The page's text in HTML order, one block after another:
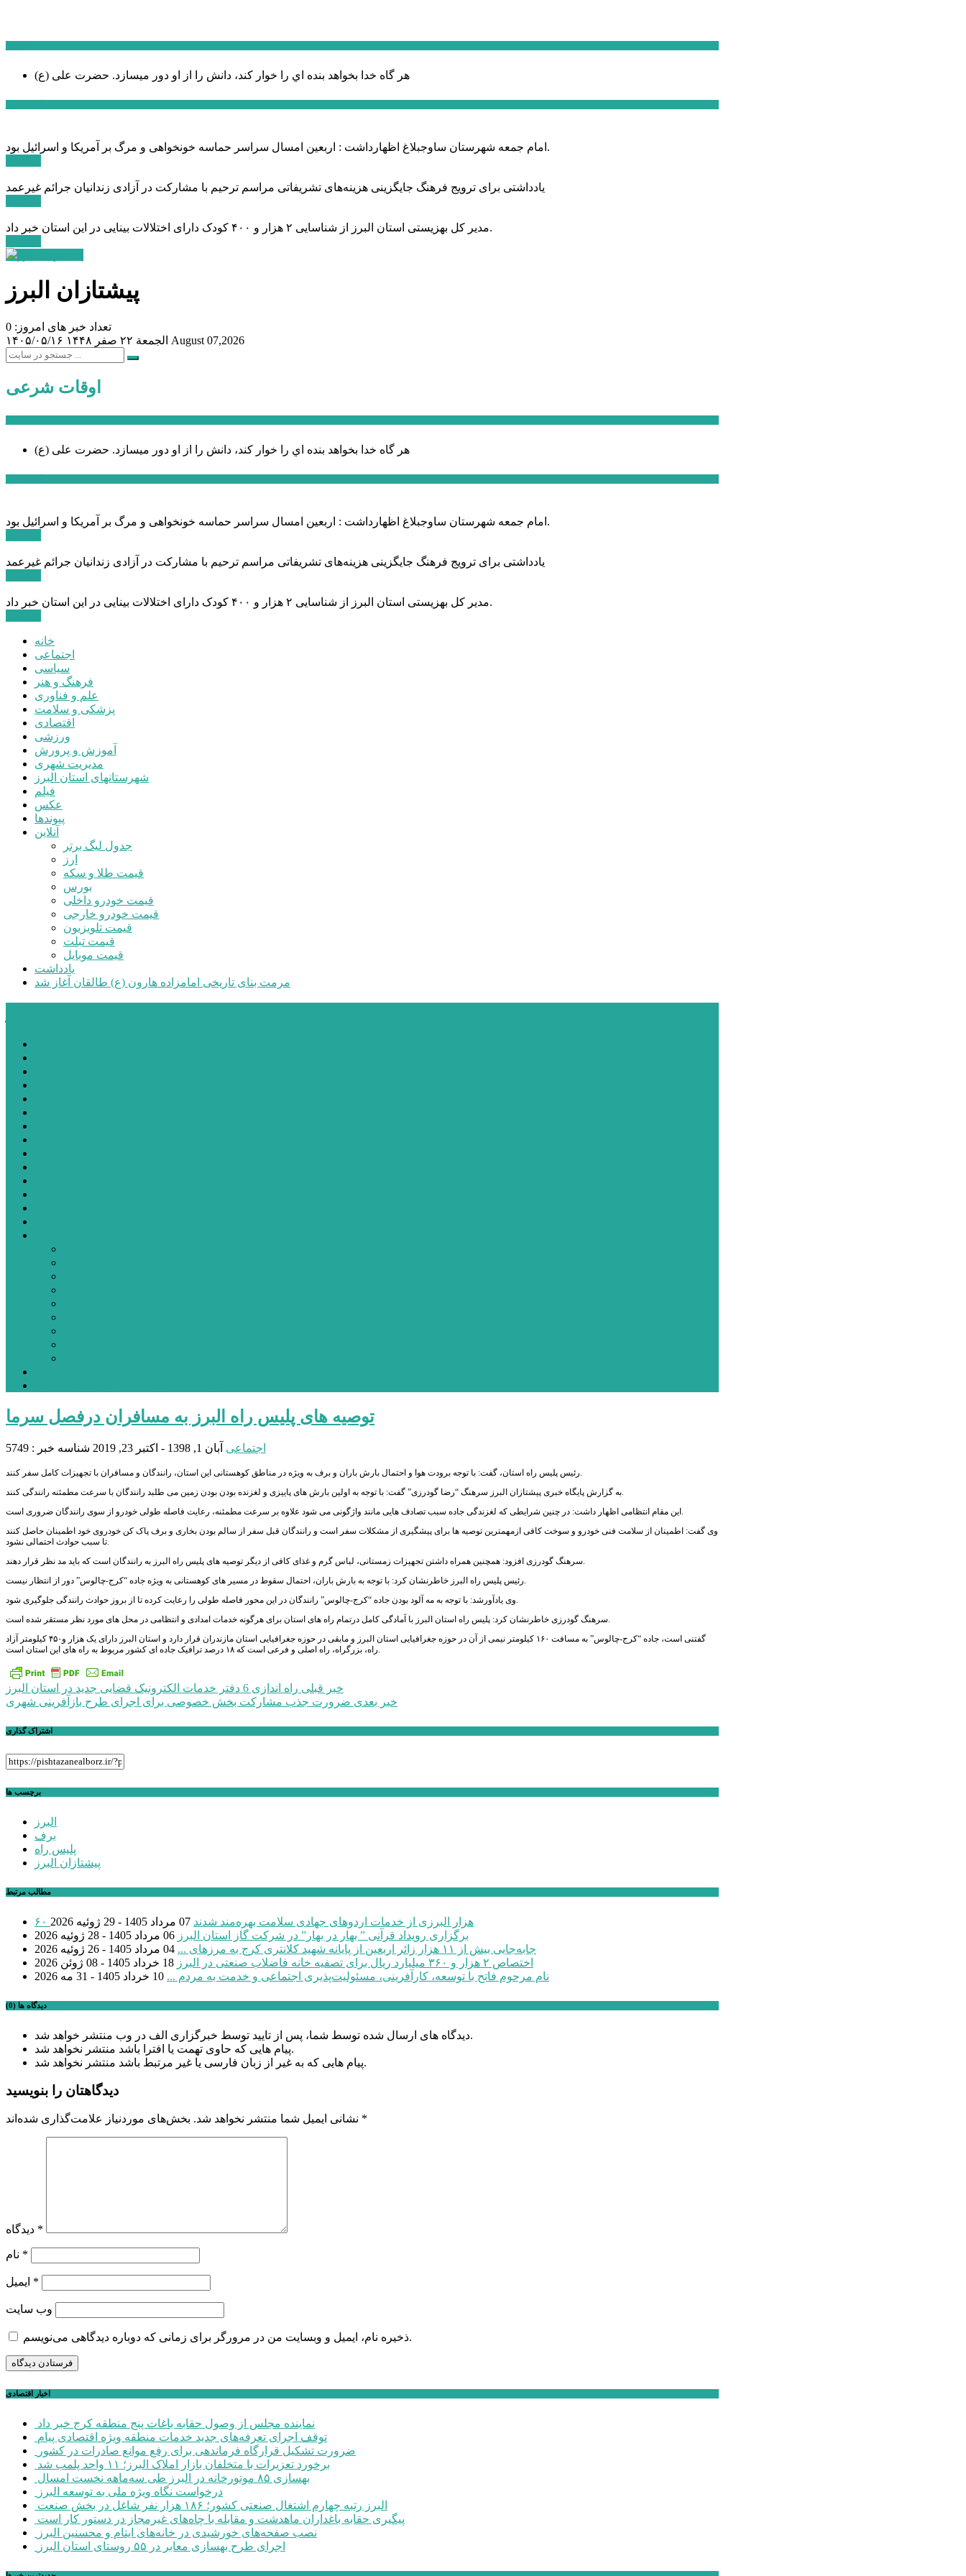
هر گاه خدا بخواهد بنده اي را خوار كند، دانش را از او دور میسازد. حضرت علی (ع)
امام جمعه شهرستان ساوجبلاغ اظهارداشت : اربعین امسال سراسر حماسه خونخواهی و مرگ بر آمریکا و اسرائیل بود.
یادداشتی برای ترویج فرهنگ جایگزینی هزینه‌های تشریفاتی مراسم ترحیم با مشارکت در آزادی زندانیان جرائم غیرعمد
مدیر کل بهزیستی استان البرز از شناسایی ۲ هزار و ۴۰۰ کودک دارای اختلالات بینایی در این استان خبر داد.
پیشتازان البرز
تعداد خبر های امروز: 0
۱۴۰۵/۰۵/۱۶
الجمعة ۲۲ صفر ۱۴۴۸ August 07,2026
اوقات شرعی
هر گاه خدا بخواهد بنده اي را خوار كند، دانش را از او دور میسازد. حضرت علی (ع)
امام جمعه شهرستان ساوجبلاغ اظهارداشت : اربعین امسال سراسر حماسه خونخواهی و مرگ بر آمریکا و اسرائیل بود.
یادداشتی برای ترویج فرهنگ جایگزینی هزینه‌های تشریفاتی مراسم ترحیم با مشارکت در آزادی زندانیان جرائم غیرعمد
مدیر کل بهزیستی استان البرز از شناسایی ۲ هزار و ۴۰۰ کودک دارای اختلالات بینایی در این استان خبر داد.
خانه
اجتماعی
سیاسی
فرهنگ و هنر
علم و فناوری
پزشکی و سلامت
اقتصادی
ورزشی
آموزش و پرورش
مدیریت شهری
شهرستانهای استان البرز
فیلم
عکس
پیوندها
آنلاین
جدول لیگ برتر
ارز
قیمت طلا و سکه
بورس
قیمت خودرو داخلی
قیمت خودرو خارجی
قیمت تلویزیون
قیمت تبلت
قیمت موبایل
یادداشت
مرمت بنای تاریخی امامزاده هارون (ع) طالقان آغاز شد
توصیه های پلیس راه البرز به مسافران درفصل سرما
اجتماعی آبان 1, 1398 - اکتبر 23, 2019 شناسه خبر : 5749
رئیس پلیس راه استان، گفت: با توجه برودت هوا و احتمال بارش باران و برف به ویژه در مناطق کوهستانی این استان، رانندگان و مسافران با تجهیزات کامل سفر کنند.
به گزارش پایگاه خبری پیشتازان البرز سرهنگ “رضا گودرزی” گفت: با توجه به اولین بارش های پاییزی و لغزنده بودن بودن زمین می طلبد رانندگان با سرعت مطمئنه رانندگی کنند.
این مقام انتظامی اظهار داشت: در چنین شرایطی که لغزندگی جاده سبب تصادف هایی مانند واژگونی می شود علاوه بر سرعت مطمئنه، رعایت فاصله طولی خودرو از سوی رانندگان ضروری است.
وی گفت: اطمینان از سلامت فنی خودرو و سوخت کافی ازمهمترین توصیه ها برای پیشگیری از مشکلات سفر است و رانندگان قبل سفر از سالم بودن بخاری و برف پاک کن خودروی خود اطمینان حاصل کنند
تا سبب حوادث احتمالی نشود.
سرهنگ گودرزی افزود: همچنین همراه داشتن تجهیزات زمستانی، لباس گرم و غذای کافی از دیگر توصیه های پلیس راه البرز به رانندگان است که باید مد نظر قرار دهند.
رئیس پلیس راه البرز خاطرنشان کرد: با توجه به بارش باران، احتمال سقوط در مسیر های کوهستانی به ویژه جاده “کرج-چالوس” دور از انتظار نیست.
وی یادآورشد: با توجه به مه آلود بودن جاده “کرج-چالوس” رانندگان در این محور فاصله طولی را رعایت کرده تا از بروز حوادث رانندگی جلوگیری شود.
سرهنگ گودرزی خاطرنشان کرد: پلیس راه استان البرز با آمادگی کامل درتمام راه های استان برای هرگونه خدمات امدادی و انتظامی در محل های مورد نظر مستقر شده است.
گفتنی است، جاده “کرج-چالوس” به مسافت ۱۶۰ کیلومتر نیمی از آن در حوزه جغرافیایی استان البرز و مابقی در حوزه جغرافیایی استان مازندران قرار دارد و استان البرز دارای یک هزار و۴۵۰ کیلومتر آزاد
راه، بزرگراه، راه اصلی و فرعی است که ۱۸ درصد ترافیک جاده ای کشور مربوط به راه های این استان است.
راهبری
نوشته
خبر قبلی راه اندازی 6 دفتر خدمات الکترونیک قضایی جدید در استان البرز
خبر بعدی ضرورت جذب مشارکت بخش خصوصی برای اجرای طرح بازآفرینی شهری
اشتراک گذاری
برچسب ها
البرز
برف
پلیس راه
پیشتازان البرز
مطالب مرتبط
۶۰ هزار البرزی از خدمات اردوهای جهادی سلامت بهره‌مند شدند 07 مرداد 1405 - 29 ژوئیه 2026
برگزاری رویداد قرآنی ” بهار در بهار” در شرکت گاز استان البرز 06 مرداد 1405 - 28 ژوئیه 2026
جابه‌جایی بیش از ۱۱ هزار زائر اربعین از پایانه شهید کلانتری کرج به مرزهای ...
04 مرداد 1405 - 26 ژوئیه 2026
اختصاص ۲ هزار و ۳۶۰ میلیارد ریال برای تصفیه خانه فاضلاب صنعتی در البرز
18 خرداد 1405 - 08 ژوئن 2026
نام مرحوم فاتح با توسعه، کارآفرینی، مسئولیت‌پذیری اجتماعی و خدمت به مردم ... 10 خرداد 1405 - 31 مه 2026
دیدگاه ها (0)
دیدگاه های ارسال شده توسط شما، پس از تایید توسط خبرگزاری الف در وب منتشر خواهد شد.
پیام هایی که حاوی تهمت یا افترا باشد منتشر نخواهد شد.
پیام هایی که به غیر از زبان فارسی یا غیر مرتبط باشد منتشر نخواهد شد.
دیدگاهتان را بنویسید
نشانی ایمیل شما منتشر نخواهد شد. *
*
*
*
وب‌ سایت
ذخیره نام، ایمیل و وبسایت من در مرورگر برای زمانی که دوباره دیدگاهی می‌نویسم.
اخبار اقتصادی
نماینده مجلس از وصول حقابه باغات پنج منطقه کرج خبر داد
توقف اجرای تعرفه‌های جدید خدمات منطقه ویژه اقتصادی پیام
ضرورت تشکیل قرارگاه فرماندهی برای رفع موانع صادرات در کشور
برخورد تعزیرات با متخلفان بازار املاک البرز؛ ۱۱ واحد پلمب شد
بهسازی ۸۵ موتورخانه در البرز طی سه‌ماهه نخست امسال
درخواست نگاه ویژه ملی به توسعه البرز
البرز رتبه چهارم اشتغال صنعتی کشور؛ ۱۸۶ هزار نفر شاغل در بخش صنعت
پیگیری حقابه باغداران ماهدشت و مقابله با چاه‌های غیرمجاز در دستور کار است
نصب صفحه‌های خورشیدی در خانه‌های ایتام و محسنین البرز
اجرای طرح بهسازی معابر در ۵۵ روستای استان البرز